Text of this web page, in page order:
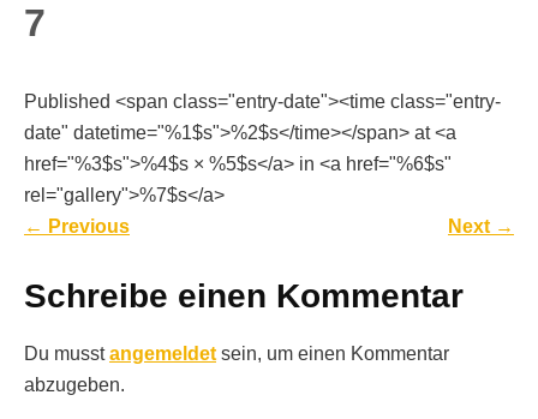
7
Published <span class="entry-date"><time class="entry-
date" datetime="%1$s">%2$s</time></span> at <a
href="%3$s">%4$s × %5$s</a> in <a href="%6$s"
rel="gallery">%7$s</a>
← Previous Next →
Schreibe einen Kommentar
Du musstangemeldet sein, um einen Kommentar
abzugeben.